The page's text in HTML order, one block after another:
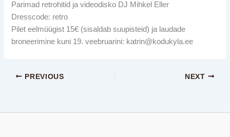
Parimad retrohitid ja videodisko DJ Mihkel Eller
Dresscode: retro
Pilet eelmüügist 15€ (sisaldab suupisteid) ja laudade
broneerimine kuni 19. veebruarini: katrin@kodukyla.ee
PREVIOUS NEXT